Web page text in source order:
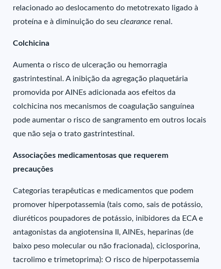
relacionado ao deslocamento do metotrexato ligado à
proteína e à diminuição do seuclearance renal.
Colchicina
Aumenta o risco de ulceração ou hemorragia
gastrintestinal. A inibição da agregação plaquetária
promovida por AINEs adicionada aos efeitos da
colchicina nos mecanismos de coagulação sanguínea
pode aumentar o risco de sangramento em outros locais
que não seja o trato gastrintestinal.
Associações medicamentosas que requerem
precauções
Categorias terapêuticas e medicamentos que podem
promover hiperpotassemia (tais como, sais de potássio,
diuréticos poupadores de potássio, inibidores da ECA e
antagonistas da angiotensina II, AINEs, heparinas (de
baixo peso molecular ou não fracionada), ciclosporina,
tacrolimo e trimetoprima): O risco de hiperpotassemia